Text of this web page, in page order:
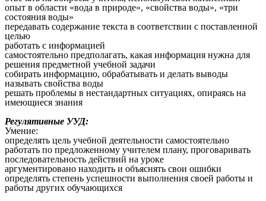
опыт в области «вода в природе», «свойства воды», «три
состояния воды»
передавать содержание текста в соответствии с поставленной
целью
работать с информацией
самостоятельно предполагать, какая информация нужна для
решения предметной учебной задачи
собирать информацию, обрабатывать и делать выводы
называть свойства воды
решать проблемы в нестандартных ситуациях, опираясь на
имеющиеся знания
Регулятивные УУД:
Умение:
определять цель учебной деятельности самостоятельно
работать по предложенному учителем плану, проговаривать
последовательность действий на уроке
аргументировано находить и объяснять свои ошибки
определять степень успешности выполнения своей работы и
работы других обучающихся